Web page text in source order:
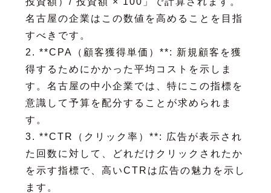
名古屋の企業はこの数値を高めることを目指
すべきです。
2. **CPA（顧客獲得単価）**: 新規顧客を獲
得するためにかかった平均コストを示しま
す。名古屋の中小企業では、特にこの指標を
意識して予算を配分することが求められま
す。
3. **CTR（クリック率）**: 広告が表示され
た回数に対して、どれだけクリックされたか
を示す指標で、高いCTRは広告の魅力を示し
ます。